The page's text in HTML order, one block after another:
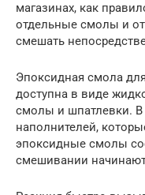
магазинах, как
отдельные смолы и
смешать
Эпоксидная смола
доступна в виде
смолы и шпатлевки. В
наполнителей,
эпоксидные смолы
смешивании